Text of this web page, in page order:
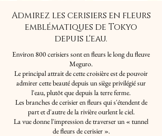
Admirez les cerisiers en fleurs
emblématiques de Tokyo
depuis l'eau.
Environ 800 cerisiers sont en fleurs le long du fleuve
Meguro.
Le principal attrait de cette croisière est de pouvoir
admirer cette beauté depuis un siège privilégié sur
l'eau, plutôt que depuis la terre ferme.
Les branches de cerisier en fleurs qui s'étendent de
part et d'autre de la rivière ourlent le ciel.
La vue donne l'impression de traverser un « tunnel
de fleurs de cerisier ».